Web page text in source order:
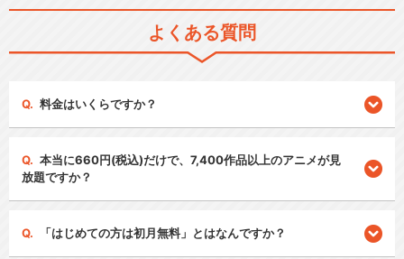
よくある質問
料金はいくらですか？
本当に660円(税込)だけで、7,400作品以上のアニメが見
放題ですか？
「はじめての方は初月無料」とはなんですか？